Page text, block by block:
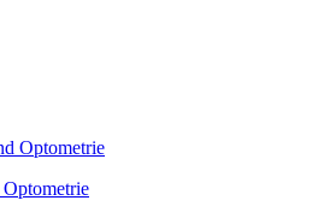
Optometrie